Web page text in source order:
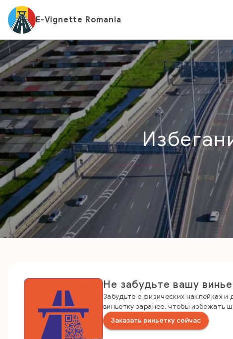
E-Vignette Romania
Не забудьте вашу
Забудьте о физических наклейках
виньетку заранее, чтобы избежать
Заказать виньетку сейчас